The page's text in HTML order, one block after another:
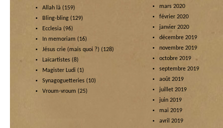
Allah là (159)
Bling-bling (129)
Ecclesia (96)
In memoriam (16)
Jésus crie (mais quoi ?) (128)
Laïcartistes (8)
Magister Ludi (1)
Synagoguetteries (10)
Vroum-vroum (25)
mars 2020
février 2020
janvier 2020
décembre 2019
novembre 2019
octobre 2019
septembre 2019
août 2019
juillet 2019
juin 2019
mai 2019
avril 2019